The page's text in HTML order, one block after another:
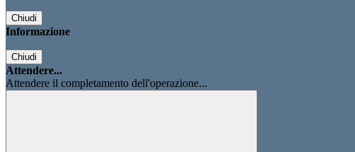
Chiudi
Informazione
Chiudi
Attendere...
Attendere il completamento dell'operazione...